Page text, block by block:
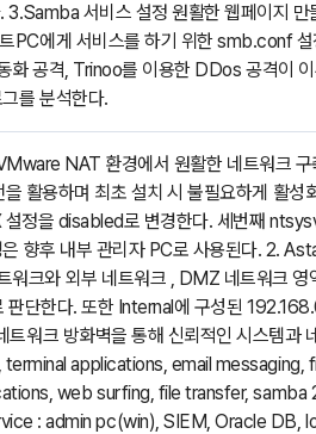
3.Samba 서비스 설정 원활한 웹페이지
PC에게 서비스를 하기 위한 smb.conf
공격, Trinoo를 이용한 DDos 공격이
를 분석한다.
NAT 환경에서 원활한 네트워크
활용하며 최초 설치 시 불필요하게 활
정을 disabled로 변경한다. 세번째
향후 내부 관리자 PC로 사용된다. 2.
워크와 외부 네트워크 , DMZ 네트워크
단한다. 또한 Internal에 구성된
워크 방화벽을 통해 신뢰적인 시스템과
applications, email
web surfing, file transfer, samba
: admin pc(win), SIEM, Oracle DB,